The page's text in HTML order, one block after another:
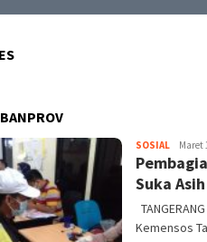
SOSIAL Kejar
Info
Maret
Suka
Kemensos